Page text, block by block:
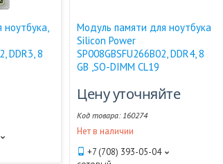
DDR3, 8
Модуль памяти для ноутбука
Silicon Power
SP008GBSFU266B02, DDR4, 8
GB ,SO-DIMM CL19
Цену уточняйте
160274
Нет в наличии
+7 (708) 393-05-04